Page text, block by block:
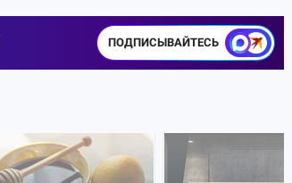
ПОДПИСЫВАЙТЕСЬ